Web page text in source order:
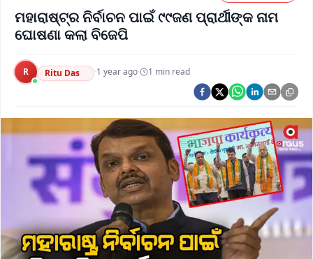
Argus Health Connect
Argus Chalo Dekhein Apna Desh
ମହାରାଷ୍ଟ୍ର ନିର୍ବାଚନ ପାଇଁ ୯୯ଜଣ ପ୍ରାର୍ଥୀଙ୍କ ନାମ
ଘୋଷଣା କଲା ବିଜେପି
R Ritu Das ·1 year ago· 1 min read